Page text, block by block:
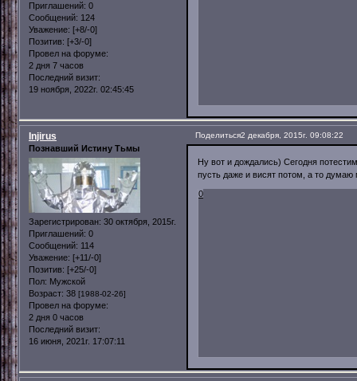
Приглашений: 0
Сообщений: 124
Уважение: [+8/-0]
Позитив: [+3/-0]
Провел на форуме:
2 дня 7 часов
Последний визит:
19 ноября, 2022г. 02:45:45
Поделиться2 декабря, 2015г. 09:08:22
Injirus
Познавший Истину Тьмы
Зарегистрирован: 30 октября, 2015г.
Приглашений: 0
Сообщений: 114
Уважение: [+11/-0]
Позитив: [+25/-0]
Пол: Мужской
Возраст: 38 [1988-02-26]
Провел на форуме:
2 дня 0 часов
Последний визит:
16 июня, 2021г. 17:07:11
Ну вот и дождались) Сегодня
пусть даже и висят потом, а то
0